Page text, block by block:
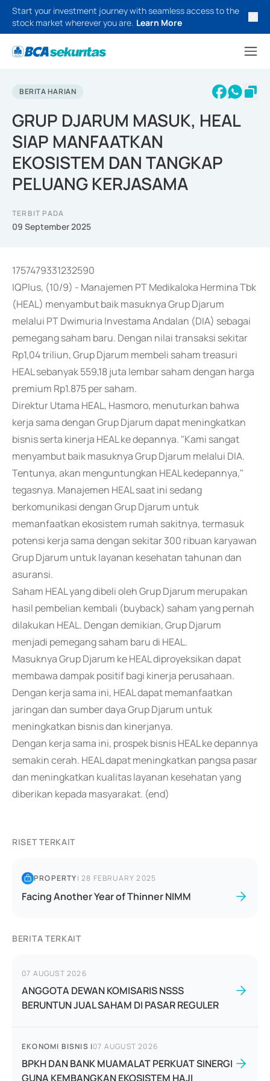
Start your investment journey with seamless access to the
stock market wherever you are. Learn More
BERITA HARIAN
GRUP DJARUM MASUK, HEAL
SIAP MANFAATKAN
EKOSISTEM DAN TANGKAP
PELUANG KERJASAMA
TERBIT PADA
09 September 2025
1757479331232590
IQPlus, (10/9) - Manajemen PT Medikaloka Hermina Tbk
(HEAL) menyambut baik masuknya Grup Djarum
melalui PT Dwimuria Investama Andalan (DIA) sebagai
pemegang saham baru. Dengan nilai transaksi sekitar
Rp1,04 triliun, Grup Djarum membeli saham treasuri
HEAL sebanyak 559,18 juta lembar saham dengan harga
premium Rp1.875 per saham.
Direktur Utama HEAL, Hasmoro, menuturkan bahwa
kerja sama dengan Grup Djarum dapat meningkatkan
bisnis serta kinerja HEAL ke depannya. "Kami sangat
menyambut baik masuknya Grup Djarum melalui DIA.
Tentunya, akan menguntungkan HEAL kedepannya,"
tegasnya. Manajemen HEAL saat ini sedang
berkomunikasi dengan Grup Djarum untuk
memanfaatkan ekosistem rumah sakitnya, termasuk
potensi kerja sama dengan sekitar 300 ribuan karyawan
Grup Djarum untuk layanan kesehatan tahunan dan
asuransi.
Saham HEAL yang dibeli oleh Grup Djarum merupakan
hasil pembelian kembali (buyback) saham yang pernah
dilakukan HEAL. Dengan demikian, Grup Djarum
menjadi pemegang saham baru di HEAL.
Masuknya Grup Djarum ke HEAL diproyeksikan dapat
membawa dampak positif bagi kinerja perusahaan.
Dengan kerja sama ini, HEAL dapat memanfaatkan
jaringan dan sumber daya Grup Djarum untuk
meningkatkan bisnis dan kinerjanya.
Dengan kerja sama ini, prospek bisnis HEAL ke depannya
semakin cerah. HEAL dapat meningkatkan pangsa pasar
dan meningkatkan kualitas layanan kesehatan yang
diberikan kepada masyarakat. (end)
RISET TERKAIT
PROPERTY|28 FEBRUARY 2025
Facing Another Year of Thinner NIMM
BERITA TERKAIT
07 AUGUST 2026
ANGGOTA DEWAN KOMISARIS NSSS
BERUNTUN JUAL SAHAM DI PASAR REGULER
EKONOMI BISNIS |07 AUGUST 2026
BPKH DAN BANK MUAMALAT PERKUAT SINERGI
GUNA KEMBANGKAN EKOSISTEM HAJI